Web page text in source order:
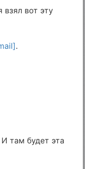
вот эту
.
там будет эта